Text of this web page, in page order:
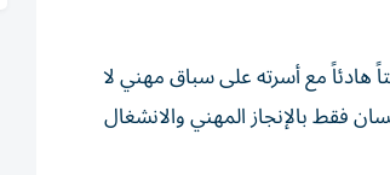
هادئاً مع أسرته على سباق مهني لا
فقط بالإنجاز المهني والانشغال